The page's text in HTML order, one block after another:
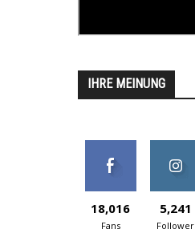
IHRE MEINUNG
18,016
Fans
5,241
Follower